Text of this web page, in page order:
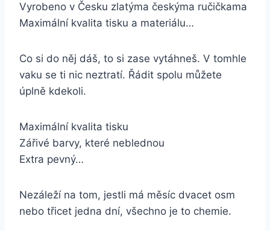
Vyrobeno v Česku zlatýma českýma ručičkama
Maximální kvalita tisku a materiálu…
Co si do něj dáš, to si zase vytáhneš. V tomhle
vaku se ti nic neztratí. Řádit spolu můžete
úplně kdekoli.
Maximální kvalita tisku
Zářivé barvy, které neblednou
Extra pevný…
Nezáleží na tom, jestli má měsíc dvacet osm
nebo třicet jedna dní, všechno je to chemie.